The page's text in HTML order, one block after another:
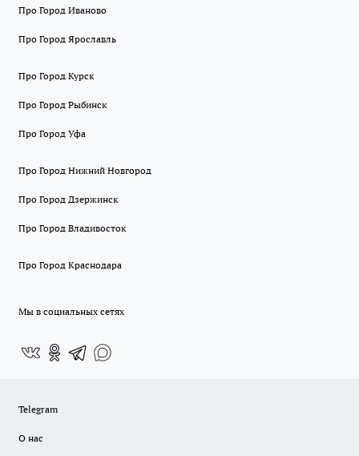
Про Город Иваново
Про Город Ярославль
Про Город Курск
Про Город Рыбинск
Про Город Уфа
Про Город Нижний Новгород
Про Город Дзержинск
Про Город Владивосток
Про Город Краснодара
Мы в социальных сетях
Telegram
О нас